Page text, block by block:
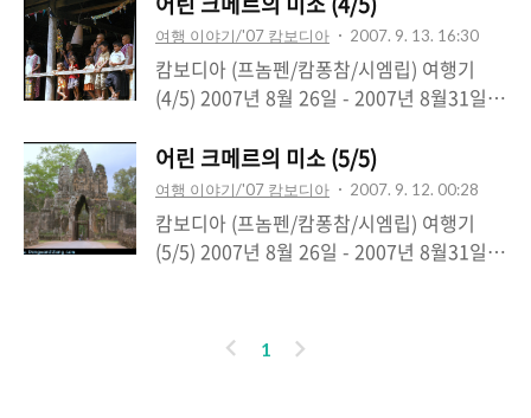
합니다. 아직 서먹서먹해서 다소 경직..
니다. 아침식사는 늘 바게뜨와 계란 하나, 그
리고 홍차입니다. 학교로 들어가는 길에 잠깐
차에서 내려서 과일과 음료수를 준비했습니
다. 사실은 두리안이 먹고싶었는데 현숙님이
치면 절대 "똥"에 밀리지 않는것도 사실이
라;;; 이 동네 시장의 모습입니다. 숙소부터..
기 III. 캄퐁참에서 올림픽을 열다! 오늘은 올
림픽?! 아니, 운동회를 개최하는 날이랍니다.
사실 이 곳 캄보디아ㅇ[는 단체행동이 없기때
문에 운동회라는것도 상상을 못한다고 합니
다. 그래서 우리가 과연 운동회를 잘 해낼 수
있을지, 걱정반 기대반으로 숙소에서 출발을
했습니다. 캄보디아에는 저 동물의 동상이 유
독 많이 보일텐데요. 어찌보면 야한 자세;;이
고... 다르게 보면 똥침 자세이고;; ㅋㅋ 요렇
니다. 오늘은 고기를 썰어서 파는 ..
여행 이야기/'07 캄보디아 2007. 9. 13. 16:30
캄보디아 (프놈펜/캄퐁참/시엠립) 여행기
(4/5) 2007년 8월 26일 - 2007년 8월31일
아 여행기 1부 보기 캄보디아 여행기 2부 보
기 캄보디아 여행기 3부 보기 IV. 이른 이별.
오늘이 벌써 이별의 날 입니다. 젠장, 좋은 순
간은 항상 빨리 지나가 버립니다. 아침 눈을
뜨자마자 다시 아이들이 있는 곳으로 출발합
내부를 둘러볼 수 있는 기회를 얻었답니다!
어린 크메르의 미소 (5/5)
여행 이야기/'07 캄보디아 2007. 9. 12. 00:28
캄보디아 (프놈펜/캄퐁참/시엠립) 여행기
(5/5) 2007년 8월 26일 - 2007년 8월31일
기 캄보디아 여행기 3부 보기 캄보디아 여행
기 4부 보기 V. 씨엠립 하루 투어 아이들과의
이
1
다